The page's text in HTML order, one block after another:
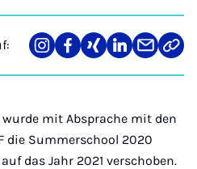
Teilen
auf
Teilen
auf
Teilen
auf
Teilen
auf
Teilen
über
Mail
Link
mit Absprache mit den
die Summerschool 2020
das Jahr 2021 verschoben.